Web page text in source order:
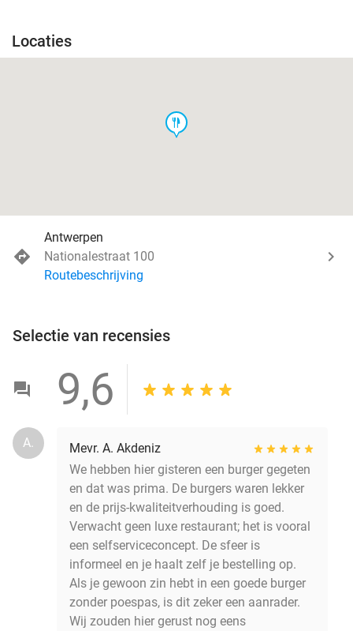
Locaties
food
Antwerpen
Nationalestraat 100
Routebeschrijving
Selectie van recensies
9,6
A.
Mevr. A. Akdeniz
We hebben hier gisteren een burger gegeten
en dat was prima. De burgers waren lekker
en de prijs-kwaliteitverhouding is goed.
Verwacht geen luxe restaurant; het is vooral
een selfserviceconcept. De sfeer is
informeel en je haalt zelf je bestelling op.
Als je gewoon zin hebt in een goede burger
zonder poespas, is dit zeker een aanrader.
Wij zouden hier gerust nog eens